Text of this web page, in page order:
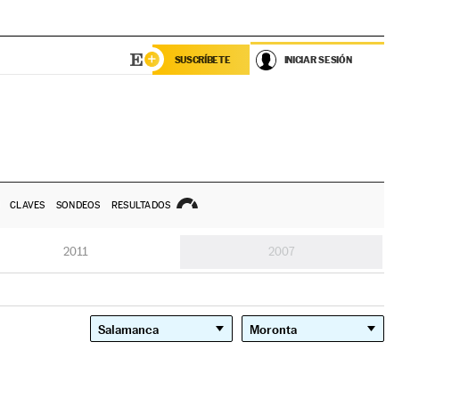
SUSCRÍBETE INICIAR SESIÓN
CLAVES SONDEOS RESULTADOS
2011 2007